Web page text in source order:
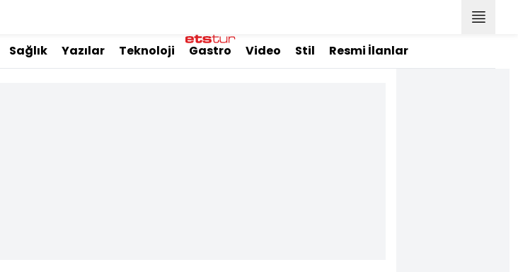
Sağlık Yazılar Teknoloji Gastro Video Stil Resmi İlanlar